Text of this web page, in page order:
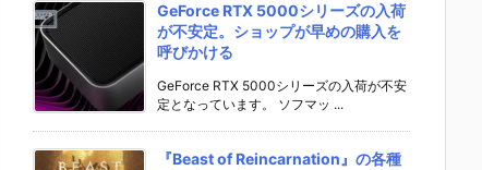
GeForce RTX 5000シリーズの入荷
が不安定。ショップが早めの購入を
呼びかける
GeForce RTX 5000シリーズの入荷が不安
定となっています。 ソフマッ ...
『Beast of Reincarnation』の各種